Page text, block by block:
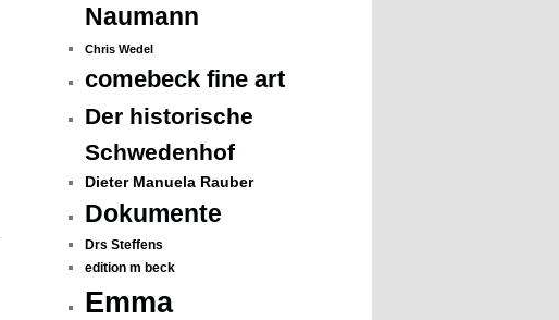
Naumann
Chris Wedel
comebeck fine art
Der historische
Schwedenhof
Dieter Manuela Rauber
Dokumente
Drs Steffens
edition m beck
Emma